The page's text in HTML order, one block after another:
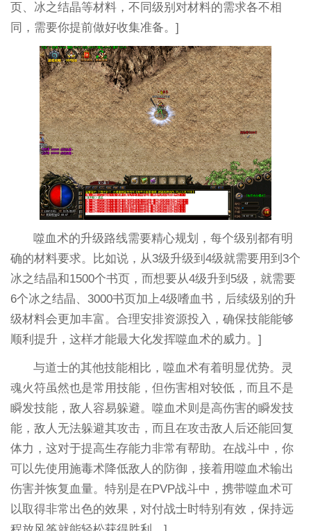
页、冰之结晶等材料，不同级别对材料的需求各不相
同，需要你提前做好收集准备。]
噬血术的升级路线需要精心规划，每个级别都有明
确的材料要求。比如说，从3级升级到4级就需要用到3个
冰之结晶和1500个书页，而想要从4级升到5级，就需要
6个冰之结晶、3000书页加上4级嗜血书，后续级别的升
级材料会更加丰富。合理安排资源投入，确保技能能够
顺利提升，这样才能最大化发挥噬血术的威力。]
与道士的其他技能相比，噬血术有着明显优势。灵
魂火符虽然也是常用技能，但伤害相对较低，而且不是
瞬发技能，敌人容易躲避。噬血术则是高伤害的瞬发技
能，敌人无法躲避其攻击，而且在攻击敌人后还能回复
体力，这对于提高生存能力非常有帮助。在战斗中，你
可以先使用施毒术降低敌人的防御，接着用噬血术输出
伤害并恢复血量。特别是在PVP战斗中，携带噬血术可
以取得非常出色的效果，对付战士时特别有效，保持远